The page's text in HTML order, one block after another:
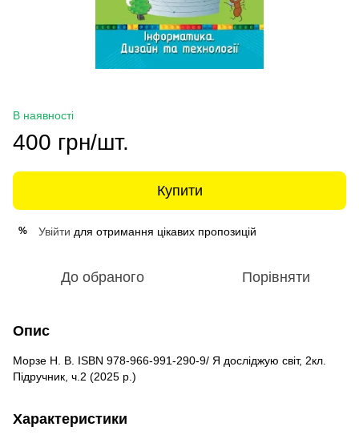
В наявності
400 грн/шт.
Купити
% Увійти для отримання цікавих пропозицій
До обраного Порівняти
Опис
Морзе Н. В. ISBN 978-966-991-290-9/ Я досліджую світ, 2кл.
Підручник, ч.2 (2025 р.)
Характеристики